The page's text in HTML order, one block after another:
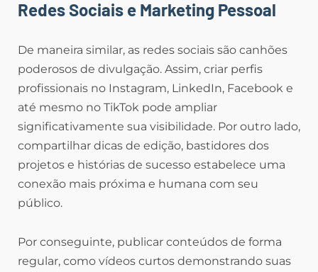
Redes Sociais e Marketing Pessoal
De maneira similar, as redes sociais são canhões
poderosos de divulgação. Assim, criar perfis
profissionais no Instagram, LinkedIn, Facebook e
até mesmo no TikTok pode ampliar
significativamente sua visibilidade. Por outro lado,
compartilhar dicas de edição, bastidores dos
projetos e histórias de sucesso estabelece uma
conexão mais próxima e humana com seu
público.
Por conseguinte, publicar conteúdos de forma
regular, como vídeos curtos demonstrando suas